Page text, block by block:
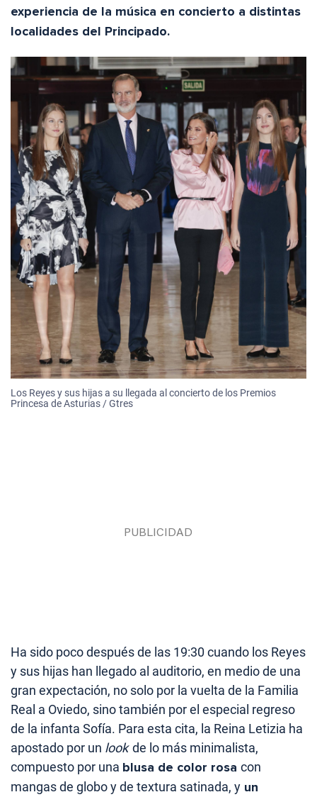
experiencia de la música en concierto a distintas
localidades del Principado.
Los Reyes y sus hijas a su llegada al concierto de los Premios
Princesa de Asturias / Gtres
Ha sido poco después de las 19:30 cuando los Reyes
y sus hijas han llegado al auditorio, en medio de una
gran expectación, no solo por la vuelta de la Familia
Real a Oviedo, sino también por el especial regreso
de la infanta Sofía. Para esta cita, la Reina Letizia ha
apostado por un lookde lo más minimalista,
compuesto por una blusa de color rosa con
mangas de globo y de textura satinada, y un